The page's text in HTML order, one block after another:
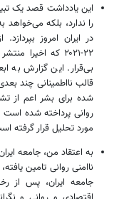
این یادداشت قصد یک
را ندارد، بلکه می‌خواهد
در ایران امروز
۲۲-۲۰۲۱ که
بی‌قرار. این گزارش به
قالب نااطمینانی چند
شده برای بشر اعم از
روانی پرداخته شده
مورد تحلیل قرار گرفته
به اعتقاد من، جامعه
ناامنی روانی تامین
جامعه ایران، پس از